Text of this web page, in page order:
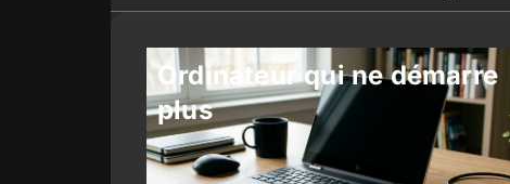
Ordinateur qui ne démarre
plus